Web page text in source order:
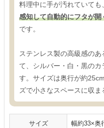
料理中に手が汚れていても、
感知して自動的にフタが開
です。
ステンレス製の高級感のあ
て、シルバー・白・黒の
す。サイズは奥行が約
ズで小さなスペースに収ま
サイズ 幅約33×奥